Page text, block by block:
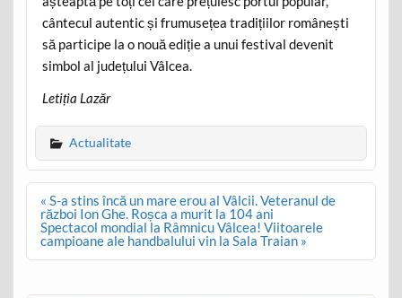
cântecul autentic și frumusețea tradițiilor românești
să participe la o nouă ediție a unui festival devenit
simbol al județului Vâlcea.
Letiția Lazăr
Actualitate
Post
navigation
« S-a stins încă un mare erou al Vâlcii. Veteranul de
război Ion Ghe. Roșca a murit la 104 ani
Spectacol mondial la Râmnicu Vâlcea! Viitoarele
campioane ale handbalului vin la Sala Traian »